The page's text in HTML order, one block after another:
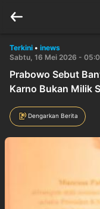
Terkini • inews
Sabtu, 16 Mei 2026 -
Prabowo Sebut
Karno Bukan Milik
Dengarkan Berita